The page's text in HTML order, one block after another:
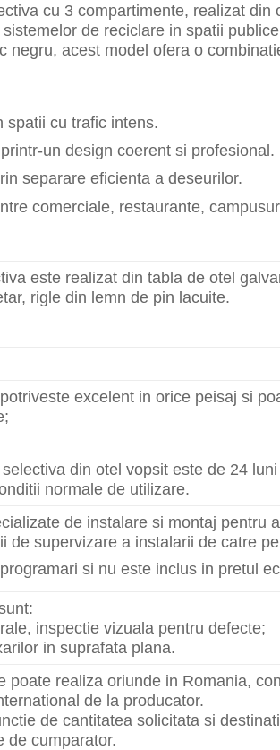
cu 3 compartimente, realizat din
de reciclare in spatii
negru, acest model ofera o
spatii cu trafic intens.
un design coerent si profesional.
separare eficienta a deseurilor.
comerciale, restaurante,
este realizat din tabla de otel
rigle din lemn de pin lacuite.
excelent in orice peisaj si
din otel vopsit este de 24
normale de utilizare.
de instalare si montaj pentru
de supervizare a instalarii de catre
si nu este inclus in pretul
inspectie vizuala pentru defecte;
in suprafata plana.
poate realiza oriunde in Romania,
de la producator.
de cantitatea solicitata si
de cumparator.